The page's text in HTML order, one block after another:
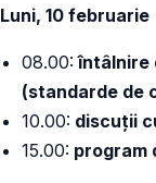
Luni, 10 februarie
08.00:întâlnire
(standarde de
10.00: discuții
15.00: program